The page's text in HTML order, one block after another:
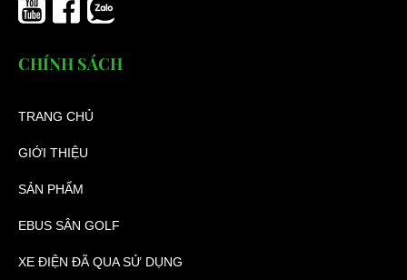
CHÍNH SÁCH
TRANG CHỦ
GIỚI THIỆU
SẢN PHẨM
EBUS SÂN GOLF
XE ĐIỆN ĐÃ QUA SỬ DỤNG